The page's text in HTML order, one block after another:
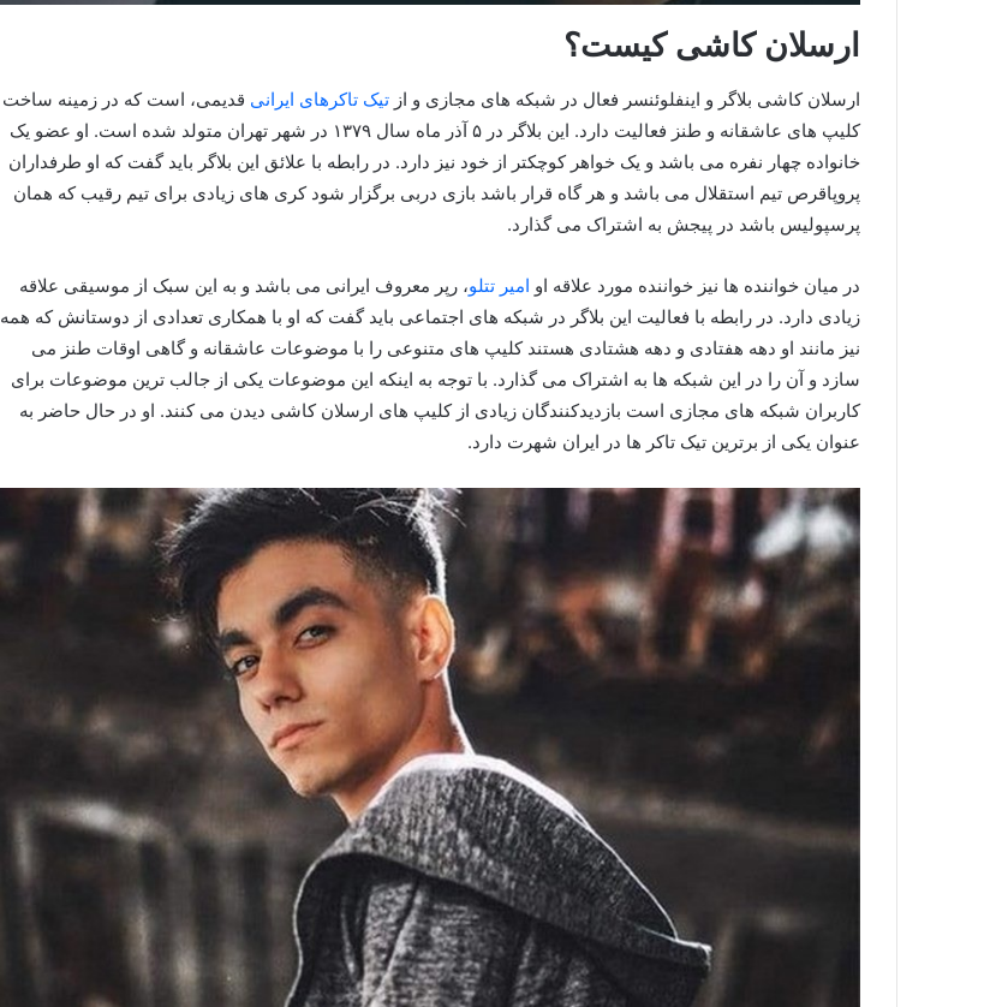
ارسلان کاشی کیست؟
ارسلان کاشی بلاگر و اینفلوئنسر فعال در شبکه های مجازی و از تیک تاکرهای ایرانی قدیمی، است که در زمینه ساخت
کلیپ های عاشقانه و طنز فعالیت دارد. این بلاگر در ۵ آذر ماه سال ۱۳۷۹ در شهر تهران متولد شده است. او عضو یک
خانواده چهار نفره می باشد و یک خواهر کوچکتر از خود نیز دارد. در رابطه با علائق این بلاگر باید گفت که او طرفداران
پروپاقرص تیم استقلال می باشد و هر گاه قرار باشد بازی دربی برگزار شود کری های زیادی برای تیم رقیب که همان
پرسپولیس باشد در پیجش به اشتراک می‌ گذارد.
در میان خواننده ها نیز خواننده مورد علاقه او امیر تتلو، رپر معروف ایرانی می باشد و به این سبک از موسیقی علاقه
زیادی دارد. در رابطه با فعالیت این بلاگر در شبکه های اجتماعی باید گفت که او با همکاری تعدادی از دوستانش که همه
نیز مانند او دهه هفتادی و دهه هشتادی هستند کلیپ های متنوعی را با موضوعات عاشقانه و گاهی اوقات طنز می
سازد و آن را در این شبکه ها به اشتراک می گذارد. با توجه به اینکه این موضوعات یکی از جالب ترین موضوعات برای
کاربران شبکه های مجازی است بازدیدکنندگان زیادی از کلیپ های ارسلان کاشی دیدن می کنند. او در حال حاضر به
عنوان یکی از برترین تیک تاکر ها در ایران شهرت دارد.